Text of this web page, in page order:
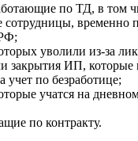
по ТД, в том
сотрудницы, временно
уволили из-за
закрытия ИП, которые
учет по безработице;
учатся на
по контракту.